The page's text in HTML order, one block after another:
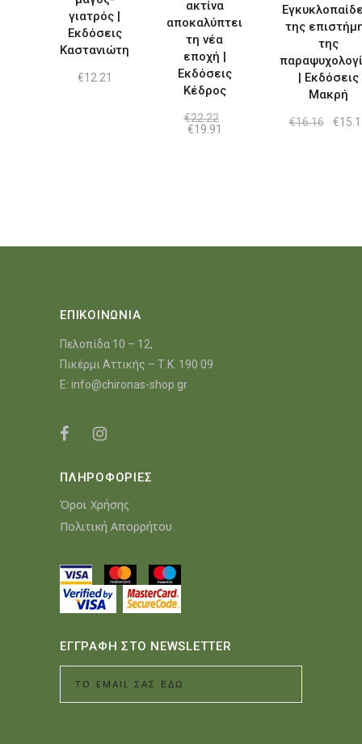
γιατρός |
Εκδόσεις
Καστανιώτη
€12.21
ακτίνα
αποκαλύπτει
τη νέα
εποχή |
Εκδόσεις
Κέδρος
€22.22
Original
€19.91
της
της
| Εκδόσεις
Μακρή
€16.16 €
ΕΠΙΚΟΙΝΩΝΙΑ
Πελοπίδα 10 – 12,
Πικέρμι Αττικής – Τ.Κ. 190 09
E: info@chironas-shop.gr
ΠΛΗΡΟΦΟΡΙΕΣ
Όροι Χρήσης
Πολιτική Απορρήτου
ΕΓΓΡΑΦΗ ΣΤΟ NEWSLETTER